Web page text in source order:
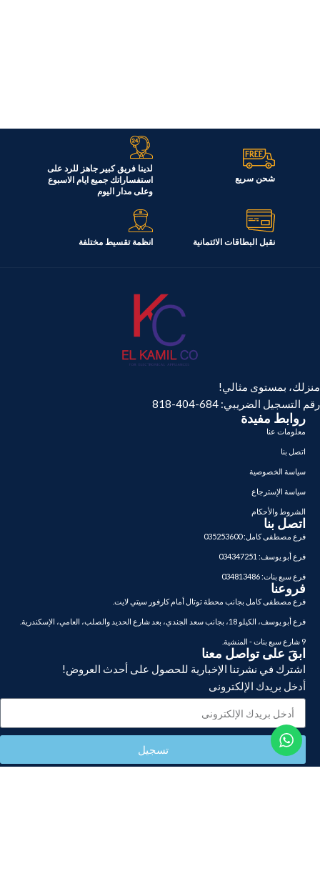
شحن سريع
لدينا فريق كبير جاهز للرد على
استفساراتك جميع ايام الاسبوع
وعلى مدار اليوم
نقبل البطاقات الائتمانية انظمة تقسيط مختلفة
منزلك، بمستوى مثالي!
رقم التسجيل الضريبي: 684-404-818
روابط مفيدة
معلومات عنا
اتصل بنا
سياسة الخصوصية
سياسة الإسترجاع
الشروط والأحكام
اتصل بنا
فرع مصطفى كامل: 035253600
فرع أبو يوسف: 034347251
فرع سبع بنات: 034813486
فروعنا
فرع مصطفى كامل بجانب محطة توتال أمام كارفور سيتي لايت.
فرع أبو يوسف، الكيلو 18، بجانب سعد الجندي، بعد شارع الحديد والصلب، العامي، الإسكندرية.
9 شارع سبع بنات - المنشية.
ابقَ على تواصل معنا
اشترك في نشرتنا الإخبارية للحصول على أحدث العروض!
أدخل بريدك الإلكترونى
تسجيل